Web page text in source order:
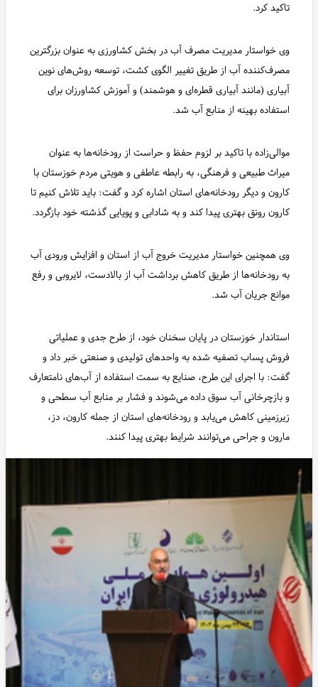
تاکید کرد.
وی خواستار مدیریت مصرف آب در بخش کشاورزی به عنوان بزرگترین
مصرف‌کننده آب از طریق تغییر الگوی کشت، توسعه روش‌های نوین
آبیاری (مانند آبیاری قطره‌ای و هوشمند) و آموزش کشاورزان برای
استفاده بهینه از منابع آب شد.
موالی‌زاده با تاکید بر لزوم حفظ و حراست از رودخانه‌ها به عنوان
میراث طبیعی و فرهنگی، به رابطه عاطفی و هویتی مردم خوزستان با
کارون و دیگر رودخانه‌های استان اشاره کرد و گفت: باید تلاش کنیم تا
کارون رونق بهتری پیدا کند و به شادابی و پویایی گذشته خود بازگردد.
وی همچنین خواستار مدیریت خروج آب از استان و افزایش ورودی آب
به رودخانه‌ها از طریق کاهش برداشت آب از بالادست، لایروبی و رفع
موانع جریان آب شد.
استاندار خوزستان در پایان سخنان خود، از طرح جدی و عملیاتی
فروش پساب تصفیه شده به واحدهای تولیدی و صنعتی خبر داد و
گفت: با اجرای این طرح، صنایع به سمت استفاده از آب‌های نامتعارف
و بازچرخانی آب سوق داده می‌شوند و فشار بر منابع آب سطحی و
زیرزمینی کاهش می‌یابد و رودخانه‌های استان از جمله کارون، دز،
مارون و جراحی می‌توانند شرایط بهتری پیدا کنند.